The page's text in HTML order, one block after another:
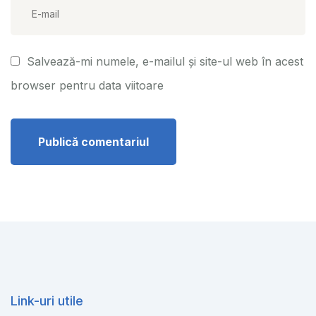
Salvează-mi numele, e-mailul și site-ul web în acest
browser pentru data viitoare
Link-uri utile